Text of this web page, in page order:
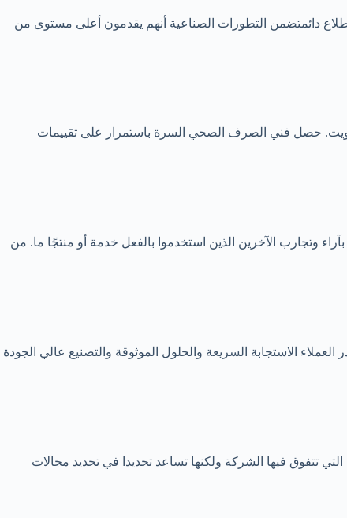
دائمتضمن التطورات الصناعية أنهم يقدمون أعلى مستوى من
حصل فني الصرف الصحي السرة باستمرار على تقييمات
بآراء وتجارب الآخرين الذين استخدموا بالفعل خدمة أو منتجًا ما. من
الاستجابة السريعة والحلول الموثوقة والتصنيع عالي الجودة
تتفوق فيها الشركة ولكنها تساعد تحديدا في تحديد مجالات